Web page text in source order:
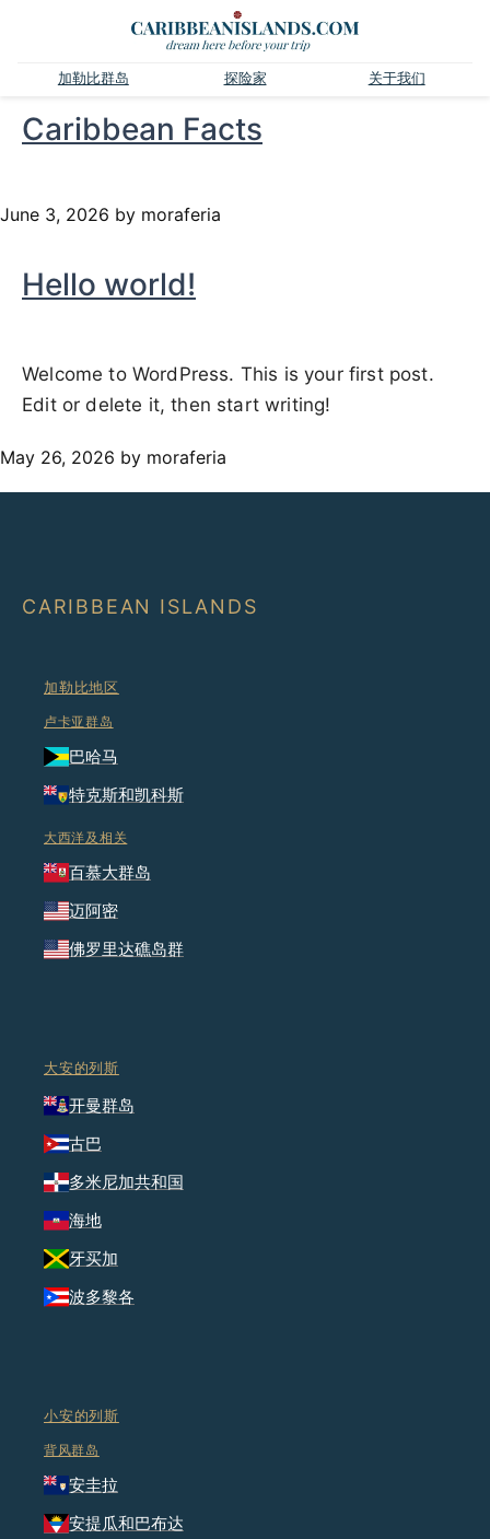
加勒比群岛 探险家 关于我们
Caribbean Facts
June 3, 2026 by moraferia
Hello world!
Welcome to WordPress. This is your first post.
Edit or delete it, then start writing!
May 26, 2026 by moraferia
CARIBBEAN ISLANDS
加勒比地区
卢卡亚群岛
巴哈马
特克斯和凯科斯
大西洋及相关
百慕大群岛
迈阿密
佛罗里达礁岛群
大安的列斯
开曼群岛
古巴
多米尼加共和国
海地
牙买加
波多黎各
小安的列斯
背风群岛
安圭拉
安提瓜和巴布达